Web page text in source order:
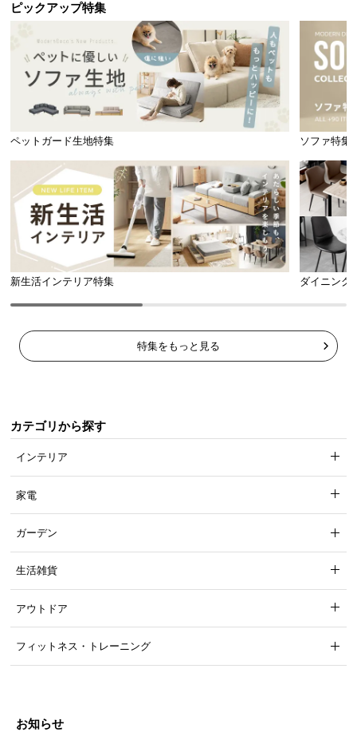
樹脂ベース重量 約12㎏
樹脂ベースが4個付属しています
こちらのページでご購入いただきますと、樹脂ベ
ースが4個付属いたします。別ページから、ベー
ス無し・2個セットのタイプもお買い求めいただ
けます。
カラーバリエーション
ピックアップ特集
ペットガード生地特集 ソファ特集
新生活インテリア特集 ダイニング
特集をもっと見る
カテゴリから探す
インテリア
家電
ガーデン
生活雑貨
アウトドア
フィットネス・トレーニング
お知らせ